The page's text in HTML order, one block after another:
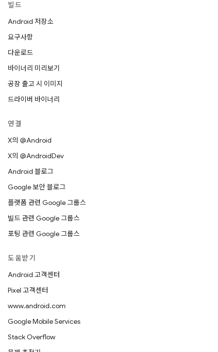
빌드
Android 저장소
요구사항
다운로드
바이너리 미리보기
공장 출고 시 이미지
드라이버 바이너리
연결
X의 @Android
X의 @AndroidDev
Android 블로그
Google 보안 블로그
플랫폼 관련 Google 그룹스
빌드 관련 Google 그룹스
포팅 관련 Google 그룹스
도움받기
Android 고객센터
Pixel 고객센터
www.android.com
Google Mobile Services
Stack Overflow